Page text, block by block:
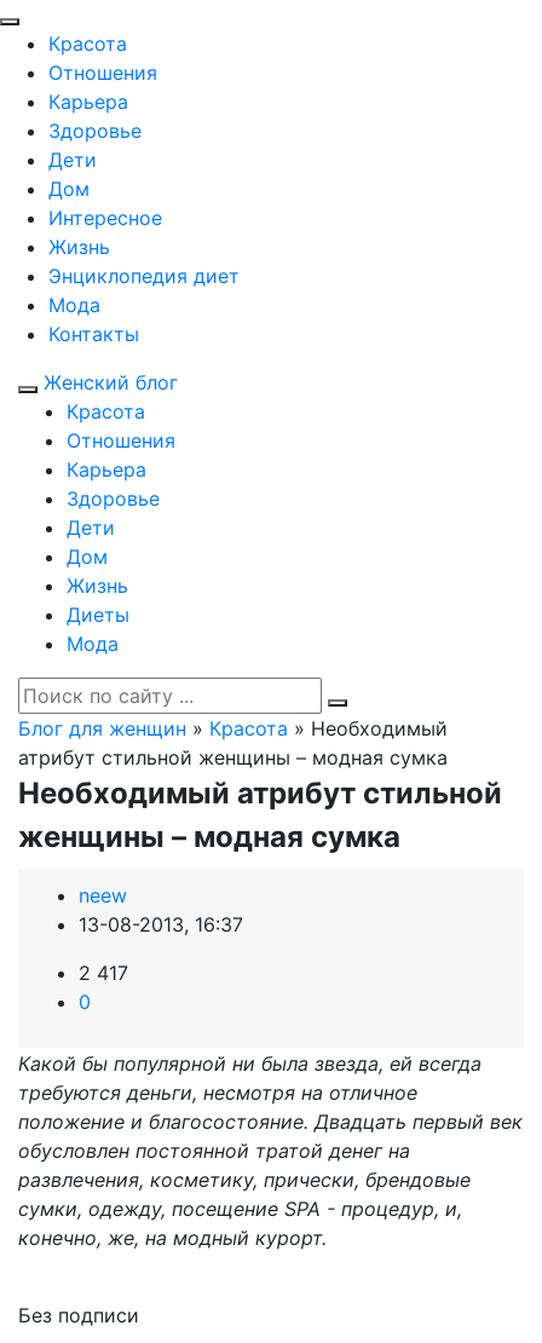
Красота
Отношения
Карьера
Здоровье
Дети
Дом
Интересное
Жизнь
Энциклопедия диет
Мода
Контакты
Женский блог
Красота
Отношения
Карьера
Здоровье
Дети
Дом
Жизнь
Диеты
Мода
Блог для женщин » Красота » Необходимый
атрибут стильной женщины – модная сумка
Необходимый атрибут стильной
женщины – модная сумка
neew
13-08-2013, 16:37
2 417
0
Какой бы популярной ни была звезда, ей всегда
требуются деньги, несмотря на отличное
положение и благосостояние. Двадцать первый век
обусловлен постоянной тратой денег на
развлечения, косметику, прически, брендовые
сумки, одежду, посещение SPA - процедур, и,
конечно, же, на модный курорт.
Без подписи